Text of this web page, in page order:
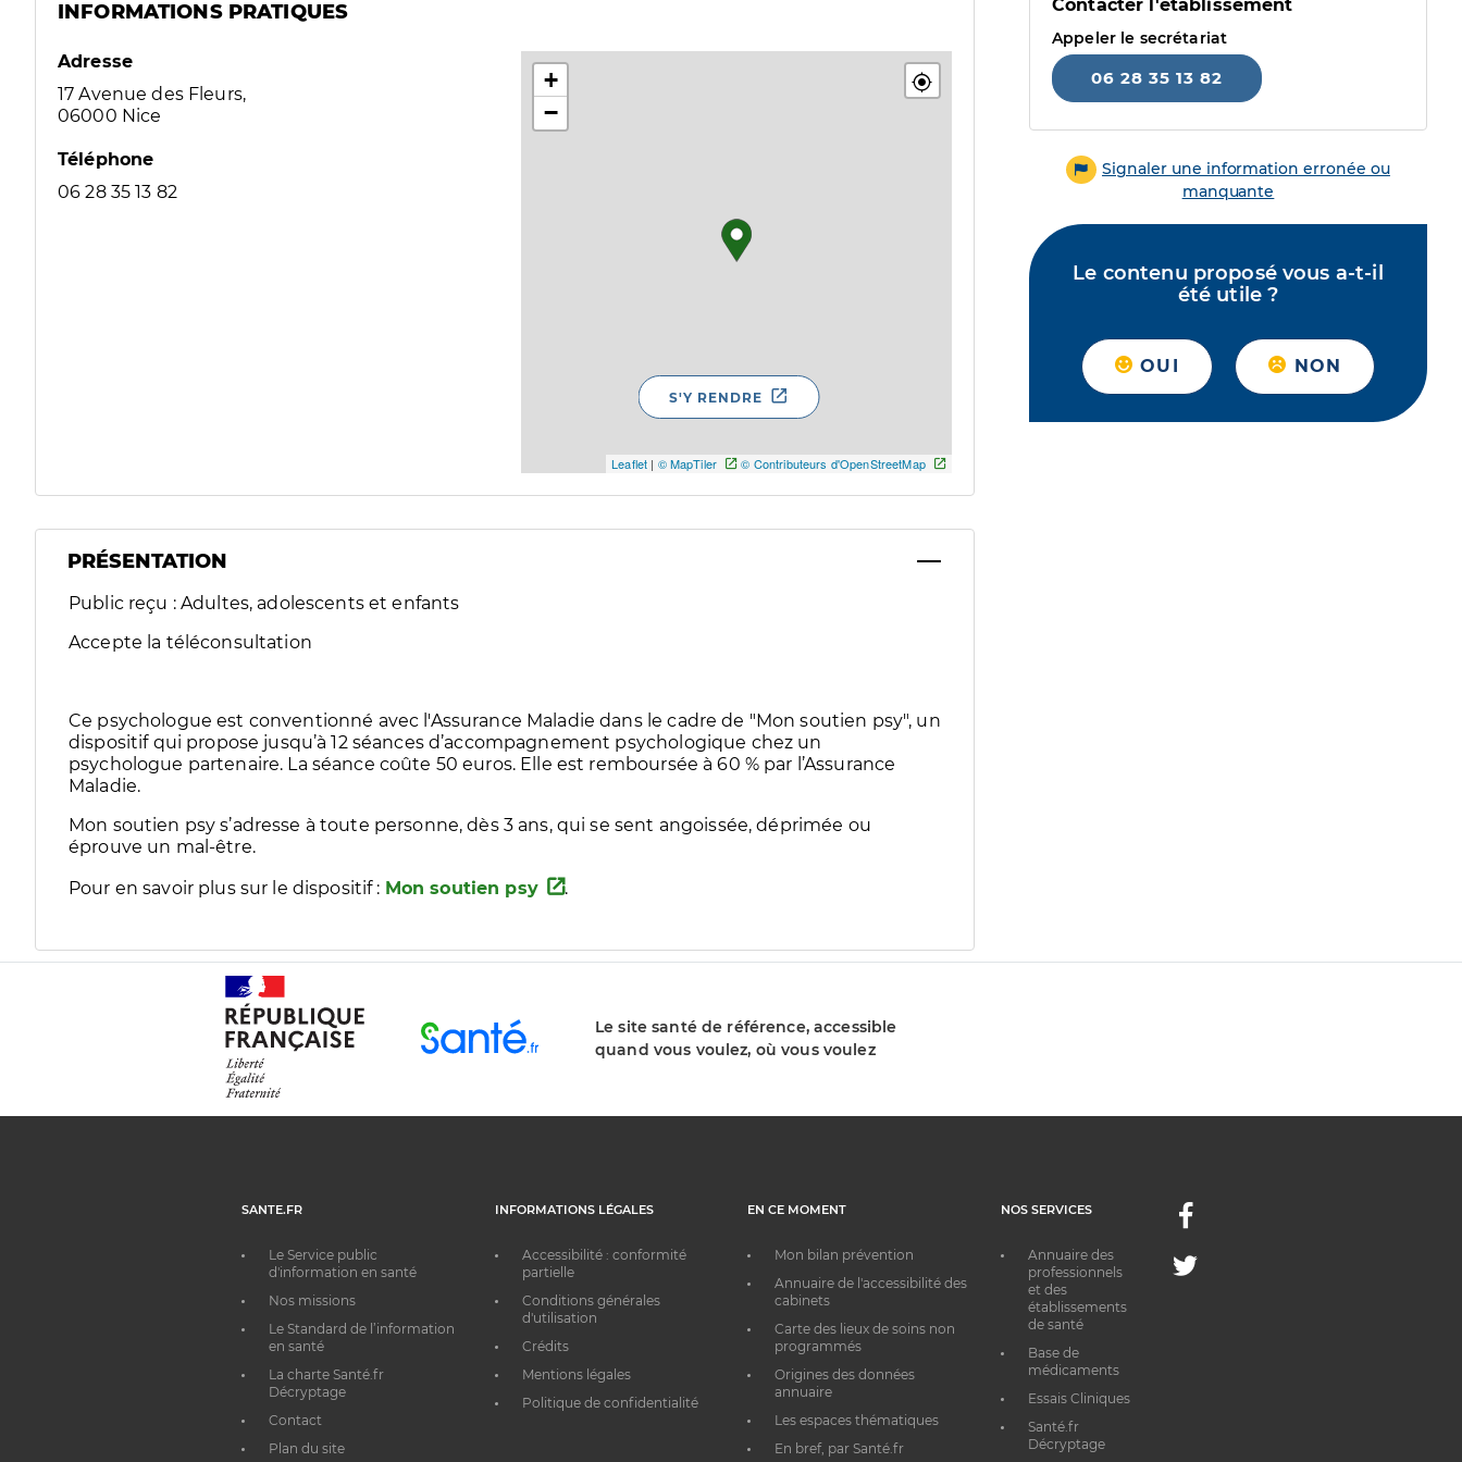
INFORMATIONS PRATIQUES
Adresse
17 Avenue des Fleurs,
06000 Nice
Téléphone
06 28 35 13 82
+
−
Leaflet | © MapTiler © Contributeurs d'OpenStreetMap
S'Y RENDRE
PRÉSENTATION
Public reçu : Adultes, adolescents et enfants
Accepte la téléconsultation
Ce psychologue est conventionné avec l'Assurance Maladie dans le cadre de "Mon soutien psy", un
dispositif qui propose jusqu’à 12 séances d’accompagnement psychologique chez un
psychologue partenaire. La séance coûte 50 euros. Elle est remboursée à 60 % par l’Assurance
Maladie.
Mon soutien psy s’adresse à toute personne, dès 3 ans, qui se sent angoissée, déprimée ou
éprouve un mal-être.
Pour en savoir plus sur le dispositif : Mon soutien psy .
Contacter l'établissement
Appeler le secrétariat
06 28 35 13 82
Signaler une information erronée ou
manquante
Le contenu proposé vous a-t-il
été utile ?
OUI NON
Le site santé de référence, accessible
quand vous voulez, où vous voulez
SANTE.FR
Le Service public
d'information en santé
Nos missions
Le Standard de l’information
en santé
La charte Santé.fr
Décryptage
Contact
Plan du site
INFORMATIONS LÉGALES
Accessibilité : conformité
partielle
Conditions générales
d'utilisation
Crédits
Mentions légales
Politique de confidentialité
EN CE MOMENT
Mon bilan prévention
Annuaire de l'accessibilité des
cabinets
Carte des lieux de soins non
programmés
Origines des données
annuaire
Les espaces thématiques
En bref, par Santé.fr
NOS SERVICES
Annuaire des
professionnels
et des
établissements
de santé
Base de
médicaments
Essais Cliniques
Santé.fr
Décryptage
Facebook
Twitter